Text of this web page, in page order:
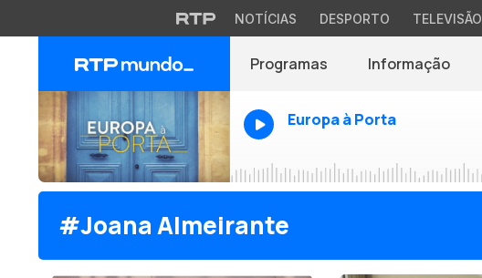
NOTÍCIAS DESPORTO TELEVISÃO
Programas Informação
Europa à Porta
#Joana Almeirante